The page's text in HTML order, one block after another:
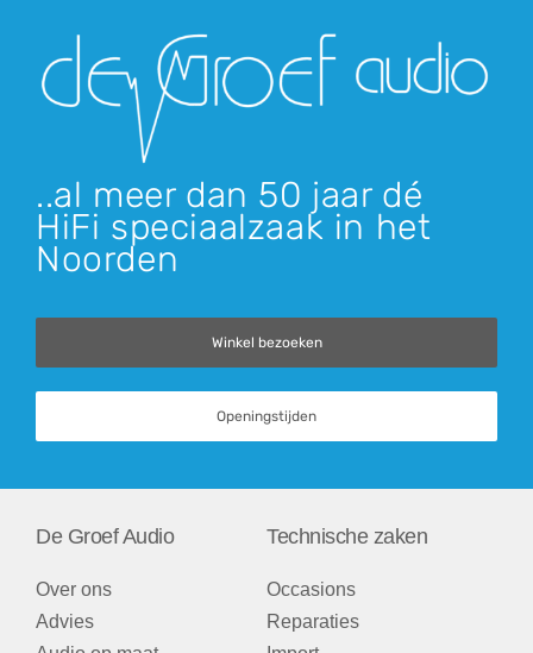
..al meer dan 50 jaar dé
HiFi speciaalzaak in het
Noorden
Winkel bezoeken
Openingstijden
De Groef Audio
Over ons
Advies
Technische zaken
Occasions
Reparaties